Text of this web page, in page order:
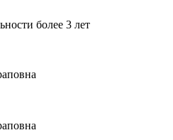
более 3 лет